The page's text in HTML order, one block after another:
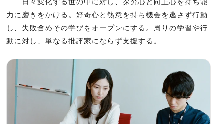
――日々変化する世の中に対し、探究心と向上心を持ち能
力に磨きをかける。好奇心と熱意を持ち機会を逃さず行動
し、失敗含めその学びをオープンにする。周りの学習や行
動に対し、単なる批評家にならず支援する。